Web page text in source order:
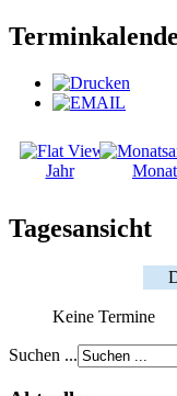
Jahr Monat
Tagesansicht
Keine Termine
Suchen ...